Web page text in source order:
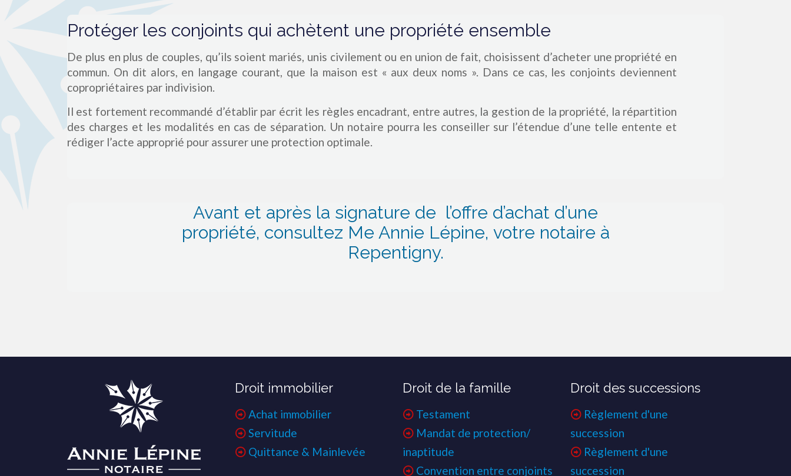
Protéger les conjoints qui achètent une propriété ensemble
De plus en plus de couples, qu’ils soient mariés, unis civilement ou en union de fait, choisissent d’acheter une propriété en
commun. On dit alors, en langage courant, que la maison est « aux deux noms ». Dans ce cas, les conjoints deviennent
copropriétaires par indivision.
Il est fortement recommandé d’établir par écrit les règles encadrant, entre autres, la gestion de la propriété, la répartition
des charges et les modalités en cas de séparation. Un notaire pourra les conseiller sur l’étendue d’une telle entente et
rédiger l’acte approprié pour assurer une protection optimale.
Avant et après la signature de l’offre d’achat d’une
propriété, consultez Me Annie Lépine, votre notaire à
Repentigny.
Droit immobilier
Achat immobilier
Servitude
Quittance & Mainlevée
Droit de la famille
Testament
Mandat de protection/
inaptitude
Convention entre conjoints
Droit des successions
Règlement d'une
succession
Règlement d'une
succession